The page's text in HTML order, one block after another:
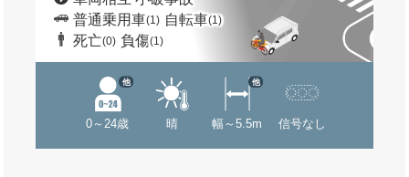
普通乗用車(1) 自転車(1)
死亡(0) 負傷(1)
0～24歳
他
晴 幅～5.5m
他
信号なし